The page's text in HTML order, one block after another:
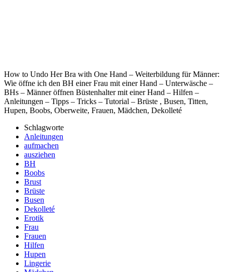
How to Undo Her Bra with One Hand – Weiterbildung für Männer:
Wie öffne ich den BH einer Frau mit einer Hand – Unterwäsche –
BHs – Männer öffnen Büstenhalter mit einer Hand – Hilfen –
Anleitungen – Tipps – Tricks – Tutorial – Brüste , Busen, Titten,
Hupen, Boobs, Oberweite, Frauen, Mädchen, Dekolleté
Schlagworte
Anleitungen
aufmachen
ausziehen
BH
Boobs
Brust
Brüste
Busen
Dekolleté
Erotik
Frau
Frauen
Hilfen
Hupen
Lingerie